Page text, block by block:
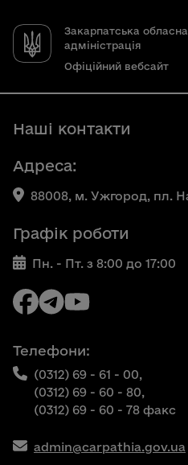
Закарпатська
адміністрація
Офіційний вебсайт
Наші контакти
Адреса:
88008, м. Ужгород, пл.
Графік роботи
Пн. - Пт. з 8:00 до 17:00
Телефони:
(0312) 69 - 61 - 00,
(0312) 69 - 60 - 80,
(0312) 69 - 60 - 78 факс
admin@carpathia.gov.ua